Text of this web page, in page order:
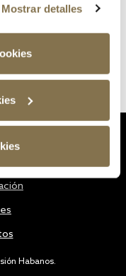
Mostrar detalles
Habanos.